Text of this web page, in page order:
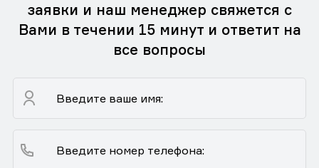
заявки и наш менеджер свяжется с
Вами в течении 15 минут и ответит на
все вопросы